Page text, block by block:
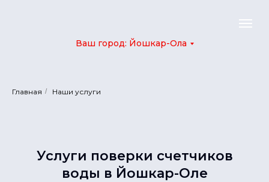
Ваш город: Йошкар-Ола
Главная / Наши услуги
Услуги поверки счетчиков
воды в Йошкар-Оле